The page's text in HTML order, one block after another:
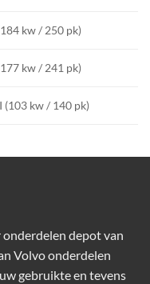
kw / 250 pk)
kw / 241 pk)
(103 kw / 140 pk)
depot van
Volvo onderdelen
gebruikte en tevens